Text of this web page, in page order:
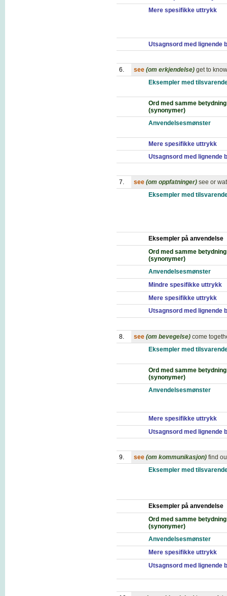
Mere spesifikke uttrykk
Utsagnsord med lignende
6. see (om erkjendelse) get to
Eksempler med
Ord med samme betydning
(synonymer)
Anvendelsesmønster
Mere spesifikke uttrykk
Utsagnsord med lignende
7. see (om oppfatninger) see or
Eksempler med
Eksempler på anvendelse
Ord med samme betydning
(synonymer)
Anvendelsesmønster
Mindre spesifikke uttrykk
Mere spesifikke uttrykk
Utsagnsord med lignende
8. see (om bevegelse) come
Eksempler med
Ord med samme betydning
(synonymer)
Anvendelsesmønster
Mere spesifikke uttrykk
Utsagnsord med lignende
9. see (om kommunikasjon) find
Eksempler med
Eksempler på anvendelse
Ord med samme betydning
(synonymer)
Anvendelsesmønster
Mere spesifikke uttrykk
Utsagnsord med lignende